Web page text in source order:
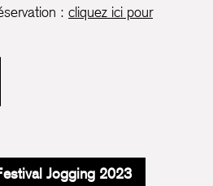
: cliquez ici pour
Jogging 2023